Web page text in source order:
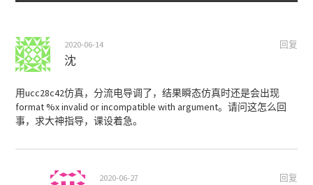
回复
2020-06-14
沈
用ucc28c42仿真，分流电导调了，结果瞬态仿真时还是会出现
format %x invalid or incompatible with argument。请问这怎么回
事，求大神指导，课设着急。
回复
2020-06-27